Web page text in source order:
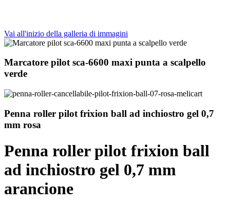
Vai all'inizio della galleria di immagini
Marcatore pilot sca-6600 maxi punta a scalpello
verde
Penna roller pilot frixion ball ad inchiostro gel 0,7
mm rosa
Penna roller pilot frixion ball
ad inchiostro gel 0,7 mm
arancione